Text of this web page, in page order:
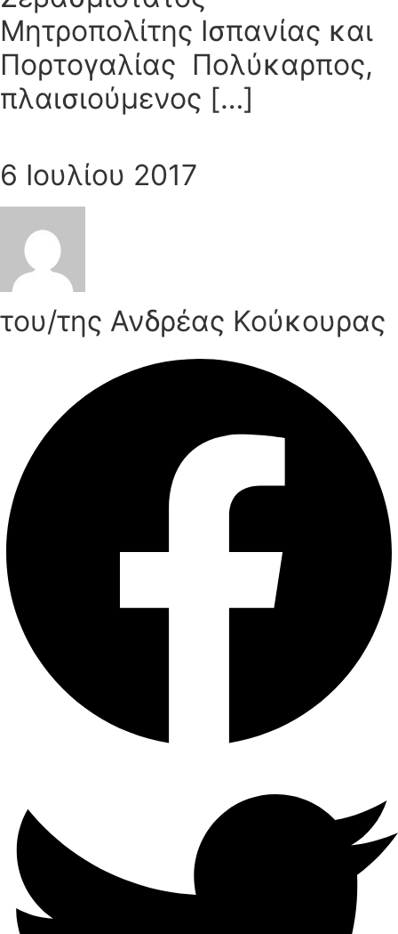
Μητροπολίτης Ισπανίας και
Πορτογαλίας Πολύκαρπος,
πλαισιούμενος […]
6 Ιουλίου 2017
του/της Ανδρέας Κούκουρας